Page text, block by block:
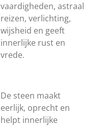
vaardigheden, astraal
reizen, verlichting,
wijsheid en geeft
innerlijke rust en
vrede.
De steen maakt
eerlijk, oprecht en
helpt innerlijke